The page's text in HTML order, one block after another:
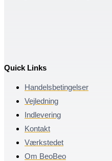
Quick Links
Handelsbetingelser
Vejledning
Indlevering
Kontakt
Værkstedet
Om BeoBeo